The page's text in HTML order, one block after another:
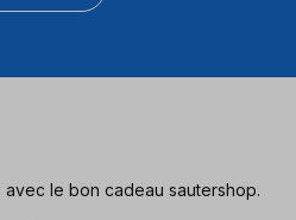
le bon cadeau sautershop.